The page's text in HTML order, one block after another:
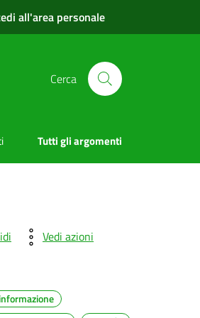
all'area personale
Cerca
Tutti gli argomenti
Vedi azioni